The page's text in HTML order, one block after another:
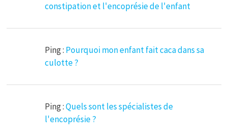
constipation et l'encoprésie de l'enfant
Ping : Pourquoi mon enfant fait caca dans sa
culotte ?
Ping :Quels sont les spécialistes de
l'encoprésie ?